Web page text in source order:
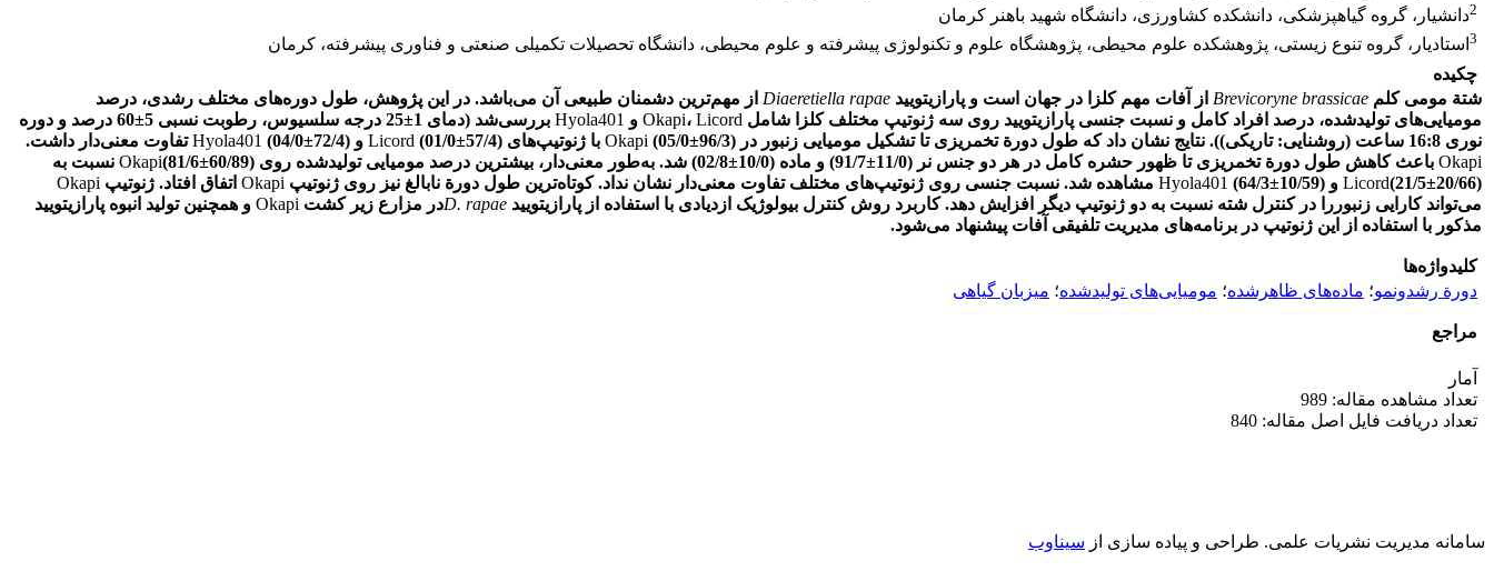
2دانشیار، گروه گیاهپزشکی، دانشکده کشاورزی، دانشگاه شهید باهنر کرمان
3 استادیار، گروه تنوع زیستی، پژوهشکده علوم محیطی، پژوهشگاه علوم و تکنولوژی پیشرفته و علوم محیطی، دانشگاه تحصیلات تکمیلی صنعتی و فناوری پیشرفته، کرمان
چکیده
شتة مومی‌ کلم Brevicoryne brassicae از آفات مهم کلزا در جهان است و پارازیتویید Diaeretiella rapae از مهم‌ترین دشمنان طبیعی آن می‌باشد. در این پژوهش، طول دوره‌های مختلف رشدی، درصد
مومیایی‌های تولید‌شده، درصد افراد کامل و نسبت جنسی پارازیتویید روی سه ژنوتیپ مختلف کلزا شامل Okapi، Licord و Hyola401 بررسی‌شد (دمای 1 ±25 درجه سلسیوس، رطوبت نسبی 5 ±
60 درصد و دوره
نوری 16:8 ساعت (روشنایی: تاریکی)). نتایج نشان داد که طول دورة تخمریزی تا تشکیل مومیایی زنبور در
Okapi (05/0±96/3) با ژنوتیپ‌های Licord (01/0±57/4) و Hyola401 (04/0±72/4) تفاوت معنی‌دار داشت.
Okapi باعث کاهش طول دورة تخمریزی تا ظهور حشره کامل در هر دو جنس نر (11/0
±
91/7) و ماده (10/0
±
02/8) شد. به‌طور معنی‌دار، بیشترین درصد مومیایی تولید‌شده روی Okapi(81/6±60/89) نسبت به
Licord(21/5±20/66) و Hyola401 (64/3±10/59) مشاهده شد. نسبت جنسی روی ژنوتیپ‌های مختلف تفاوت معنی‌دار نشان نداد. کوتاه‌ترین طول دورة نابالغ نیز روی ژنوتیپ Okapi اتفاق افتاد. ژنوتیپ Okapi
می‌تواند کارایی زنبور را در کنترل شته نسبت به دو ژنوتیپ دیگر ‌افزایش دهد. کاربرد روش کنترل بیولوژیک ازدیادی با استفاده از پارازیتویید D. rapaeدر مزارع زیر کشت Okapi و همچنین تولید انبوه پارازیتویید
مذکور با استفاده از این ژنوتیپ در برنامه‌های مدیریت تلفیقی آفات پیشنهاد می‌شود.
کلیدواژه‌ها
دورة رشد‌و‌نمو؛ ماده‌های ظاهر‌شده؛ مومیایی‌های تولید‌شده؛ میزبان گیاهی
مراجع
آمار
تعداد مشاهده مقاله: 989
تعداد دریافت فایل اصل مقاله: 840
سامانه مدیریت نشریات علمی. طراحی و پیاده سازی از سیناوب